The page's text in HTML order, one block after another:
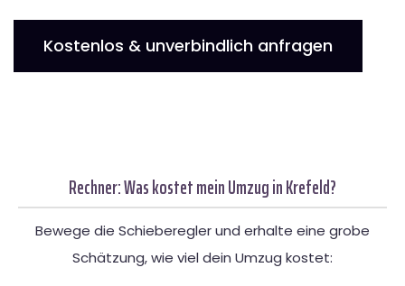
Kostenlos & unverbindlich anfragen
Rechner: Was kostet mein Umzug in Krefeld?
Bewege die Schieberegler und erhalte eine grobe
Schätzung, wie viel dein Umzug kostet: